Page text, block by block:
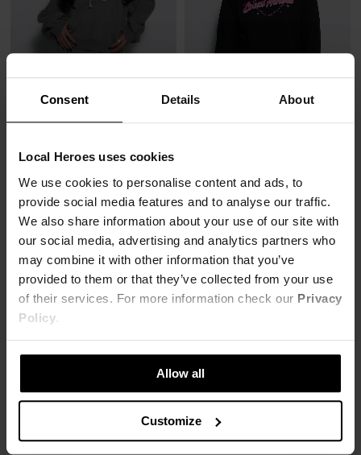
Consent Details About
Local Heroes uses cookies
We use cookies to personalise content and ads, to
provide social media features and to analyse our traffic.
We also share information about your use of our site with
our social media, advertising and analytics partners who
may combine it with other information that you’ve
provided to them or that they’ve collected from your use
of their services. For more information check our Privacy
Policy.
Allow all
Customize
BLUZA LH SATURN CIEMNOSZARA
279,00 zł -60%
139,00 zł
124,00 zł
LH BLUSH
+2